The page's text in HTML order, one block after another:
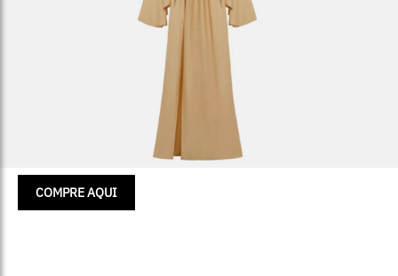
COMPRE AQUI